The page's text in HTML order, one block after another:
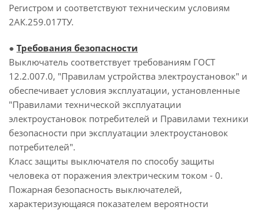
Регистром и соответствуют техническим условиям
2АК.259.017ТУ.
● Требования безопасности
Выключатель соответствует требованиям ГОСТ
12.2.007.0, "Правилам устройства электроустановок" и
обеспечивает условия эксплуатации, установленные
"Правилами технической эксплуатации
электроустановок потребителей и Правилами техники
безопасности при эксплуатации электроустановок
потребителей".
Класс защиты выключателя по способу защиты
человека от поражения электрическим током - 0.
Пожарная безопасность выключателей,
характеризующаяся показателем вероятности